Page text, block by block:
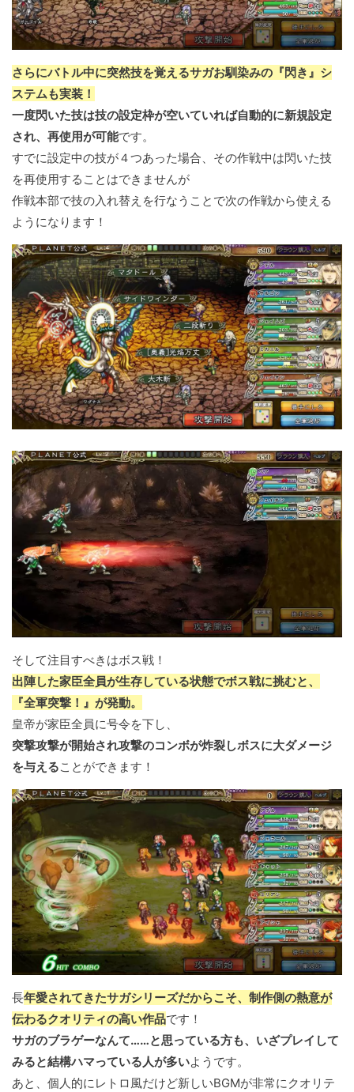
さらにバトル中に突然技を覚えるサガお馴染みの『閃き』シ
ステムも実装！
一度閃いた技は技の設定枠が空いていれば自動的に新規設定
され、再使用が可能です。
すでに設定中の技が４つあった場合、その作戦中は閃いた技
を再使用することはできませんが
作戦本部で技の入れ替えを行なうことで次の作戦から使える
ようになります！
そして注目すべきはボス戦！
出陣した家臣全員が生存している状態でボス戦に挑むと、
『全軍突撃！』が発動。
皇帝が家臣全員に号令を下し、
突撃攻撃が開始され攻撃のコンボが炸裂しボスに大ダメージ
を与えることができます！
長年愛されてきたサガシリーズだからこそ、制作側の熱意が
伝わるクオリティの高い作品です！
サガのブラゲーなんて……と思っている方も、いざプレイして
みると結構ハマっている人が多いようです。
あと、個人的にレトロ風だけど新しいBGMが非常にクオリテ